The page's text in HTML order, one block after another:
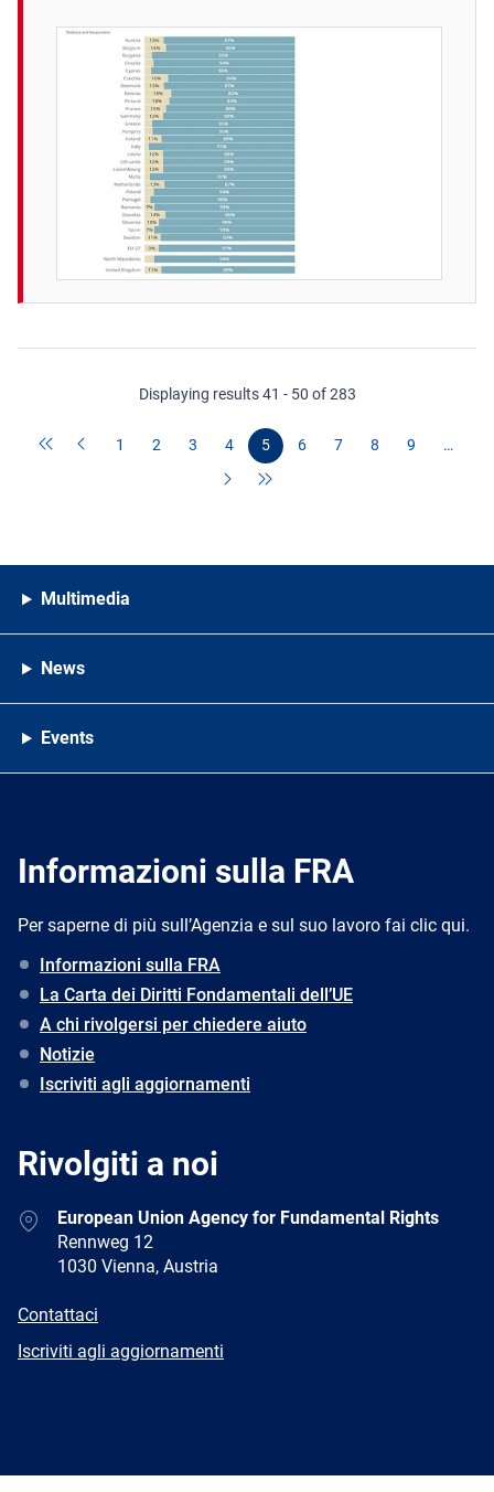
Displaying results 41 - 50 of 283
1 2 3 4 5 6 7 8 9 …
Multimedia
News
Events
Informazioni sulla FRA
Per saperne di più sull’Agenzia e sul suo lavoro fai clic qui.
Informazioni sulla FRA
La Carta dei Diritti Fondamentali dell’UE
A chi rivolgersi per chiedere aiuto
Notizie
Iscriviti agli aggiornamenti
Rivolgiti a noi
AddressEuropean Union Agency for Fundamental Rights
Rennweg 12
1030 Vienna, Austria
E-
Contattaci
Newsletter
Iscriviti agli aggiornamenti